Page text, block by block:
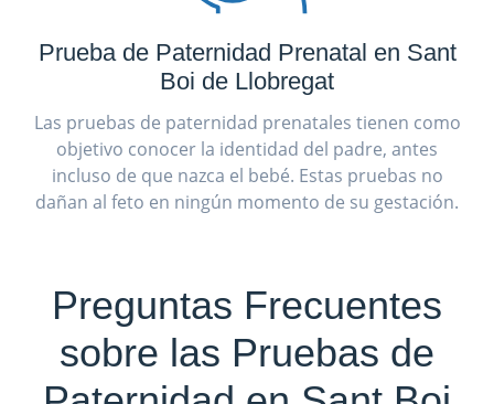
Prueba de Paternidad Prenatal en Sant
Boi de Llobregat
Las pruebas de paternidad prenatales tienen como
objetivo conocer la identidad del padre, antes
incluso de que nazca el bebé. Estas pruebas no
dañan al feto en ningún momento de su gestación.
Preguntas Frecuentes
sobre las Pruebas de